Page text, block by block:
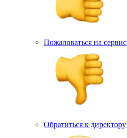
Пожаловаться на сервис
Обратиться к директору